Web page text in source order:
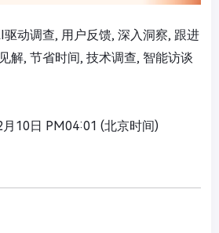
驱动调查, 用户反馈, 深入洞察, 跟进
解, 节省时间, 技术调查, 智能访谈
月10日 PM04:01 (北京时间)